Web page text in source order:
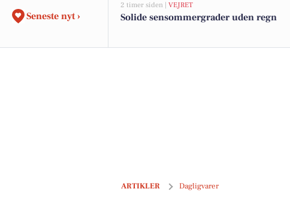
Seneste nyt ›
2 timer siden | VEJRET
Solide sensommergrader uden regn
ARTIKLER Dagligvarer
Næste uges tilbud på dagligvarer